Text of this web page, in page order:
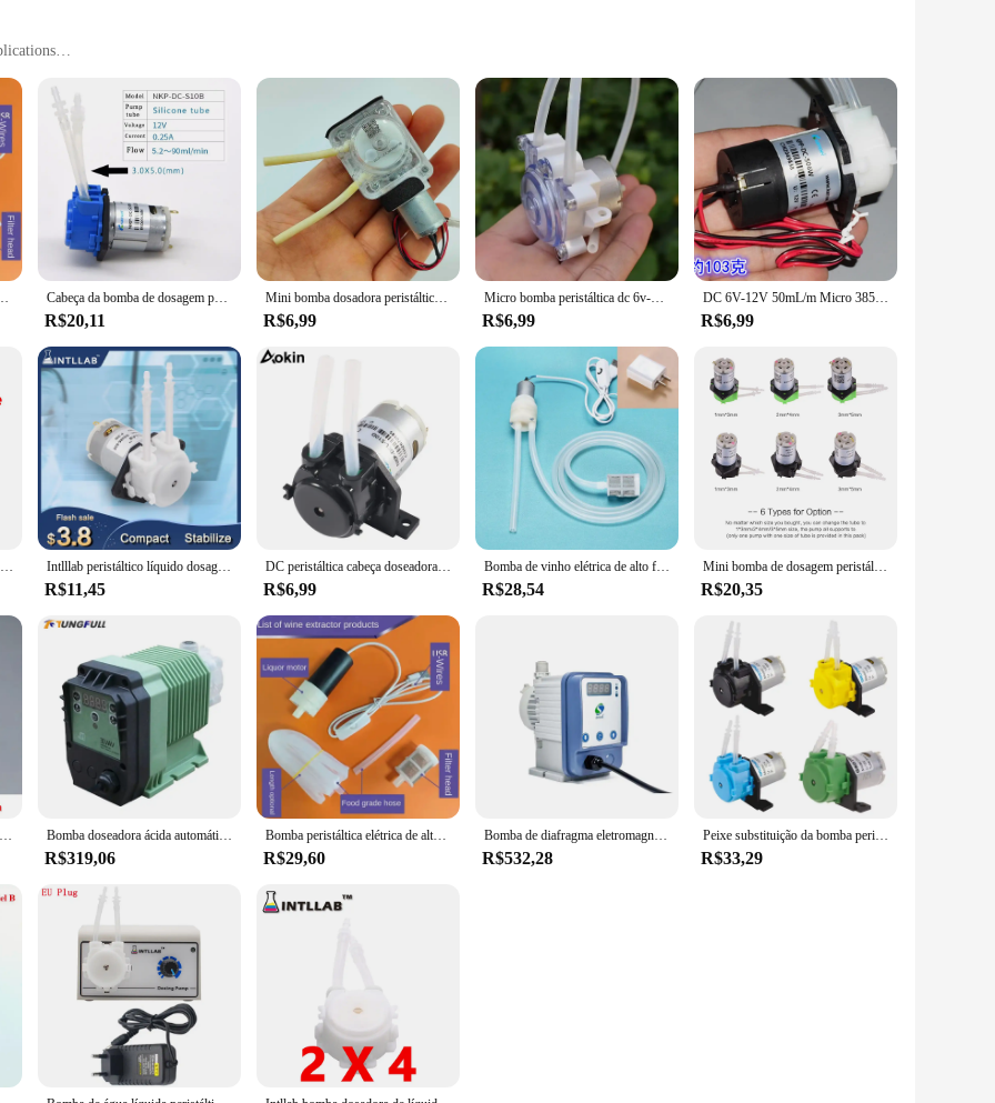
Easy Installation
industrial and commercial fluid handling. Its robust plastic construction ensures longevity and resilience, making it a reliable choice for
of chemicals, water, or other fluids, this electric dosing pump is designed to meet the demands of high-pressure environments. Its
solution for tight spaces and limited installation areas.
about versatility. It can be used in a variety of settings, from food and beverage production to agricultural and industrial processes. Its
accessible to both professional technicians and DIY enthusiasts. The bomba dosadora eletrica is an essential tool for anyone looking to
and accurate dosing every time.
businesses looking to purchase in bulk. The bomba dosadora eletrica is not just a product; it's a solution that contributes to the
and user-friendly features, it's a valuable addition to any inventory, ensuring that your business stays ahead of the curve.
miniatura, bomba de água elétrica, vinho, bricolage Cabeça da bomba de dosagem peristáltica com conector, DC 12V, 24V, uso com aquário Arduino, laboratório analítico, líquidos DIY, Motor Tools
R$20,11
Mini bomba dosadora peristáltica pequena, dc 3v 3.7v 5v, micro bomba autoescorvante, bomba líquida, aquário, laboratório, bomba de medição reversível
R$6,99
Micro bomba peristáltica dc 6v-12v pequeno mini 500 motor engrenado dosagem de água líquida espremer para bomba de amostragem de tinta de laboratório
R$6,99
DC 6V-12V 50mL/m Micro 385 Bomba dosadora peristáltica Mudança de direção Suck Tubo da bomba de sucção líquida
R$6,99
Micro bomba líquida peristáltica auto-escorvante, bomba de água da C.C. para a dosagem do laboratório, mudo analítico, 3V, 6V, 12V, 24V Intlllab peristáltico líquido dosagem bomba, aquário laboratório analítico, DIY, 12V DC
R$11,45
DC peristáltica cabeça doseadora bomba com conector, bomba de água para aquário Arduino, laboratório analítico, DIY, 12V
R$6,99
Bomba de vinho elétrica de alto fluxo, interface USB, bomba peristáltica, bomba de dosagem miniatura, bomba de água elétrica, dispositivo de sucção
R$28,54
Mini bomba de dosagem peristáltica com função auto-escorvante, água e líquido, cabeça do tubo, aquário, laboratório, DC 12V
R$20,35
Mini bomba de dosagem peristáltica pequena, autoescorvante, líquido de sucção, bomba dosadora reversível, CW, CCW, DC 5V-12V Bomba doseadora ácida automática, bomba eletromagnética do diafragma, micro equipamento quantitativo, 220V
R$319,06
Bomba peristáltica elétrica de alto fluxo, interface USB, mangueira de dosagem miniatura, bomba de água elétrica, vinho, bricolage
R$29,60
Bomba de diafragma eletromagnética para tratamento de água, dosagem líquida, microácido, dosagem química do cloro
R$532,28
Peixe substituição da bomba peristáltica 12v para tanque para dispositivo prático válvula
R$33,29